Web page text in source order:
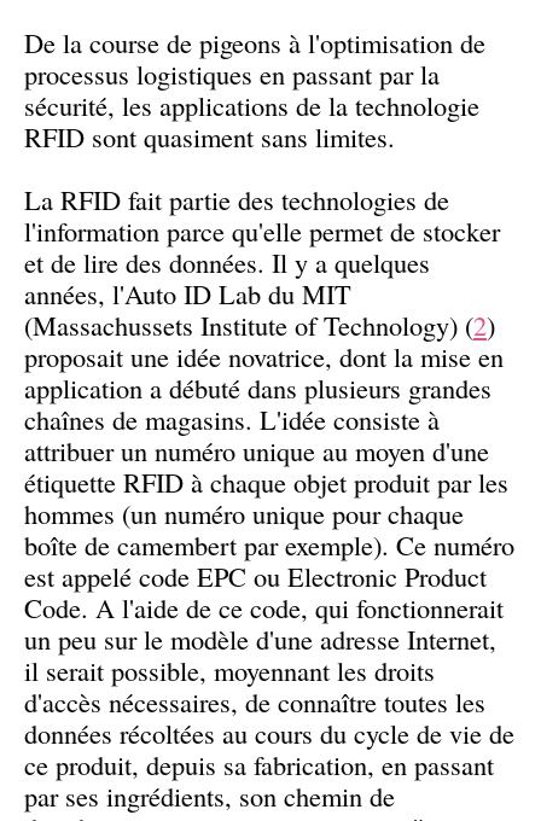
De la course de pigeons à l'optimisation de
processus logistiques en passant par la
sécurité, les applications de la technologie
RFID sont quasiment sans limites.
La RFID fait partie des technologies de
l'information parce qu'elle permet de stocker
et de lire des données. Il y a quelques
années, l'Auto ID Lab du MIT
(Massachussets Institute of Technology) (2)
proposait une idée novatrice, dont la mise en
application a débuté dans plusieurs grandes
chaînes de magasins. L'idée consiste à
attribuer un numéro unique au moyen d'une
étiquette RFID à chaque objet produit par les
hommes (un numéro unique pour chaque
boîte de camembert par exemple). Ce numéro
est appelé code EPC ou Electronic Product
Code. A l'aide de ce code, qui fonctionnerait
un peu sur le modèle d'une adresse Internet,
il serait possible, moyennant les droits
d'accès nécessaires, de connaître toutes les
données récoltées au cours du cycle de vie de
ce produit, depuis sa fabrication, en passant
par ses ingrédients, son chemin de